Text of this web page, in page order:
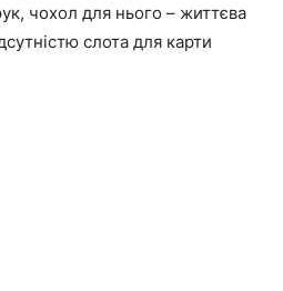
чохол для нього – життєва
слота для карти